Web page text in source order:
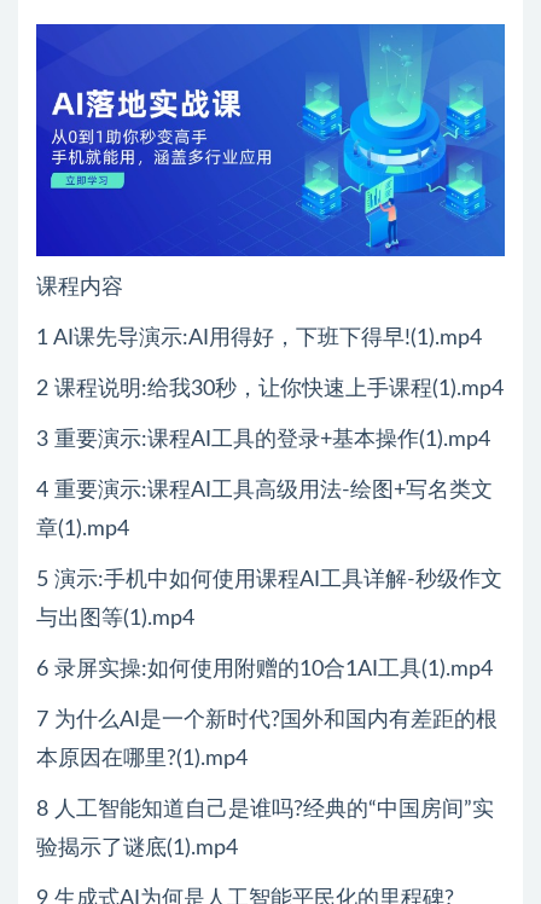
课程内容
1 AI课先导演示:AI用得好，下班下得早!(1).mp4
2 课程说明:给我30秒，让你快速上手课程(1).mp4
3 重要演示:课程AI工具的登录+基本操作(1).mp4
4 重要演示:课程AI工具高级用法-绘图+写名类文
章(1).mp4
5 演示:手机中如何使用课程AI工具详解-秒级作文
与出图等(1).mp4
6 录屏实操:如何使用附赠的10合1AI工具(1).mp4
7 为什么AI是一个新时代?国外和国内有差距的根
本原因在哪里?(1).mp4
8 人工智能知道自己是谁吗?经典的“中国房间”实
验揭示了谜底(1).mp4
9 生成式AI为何是人工智能平民化的里程碑?